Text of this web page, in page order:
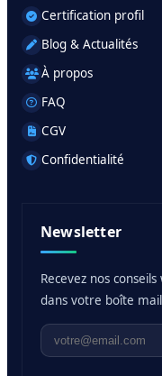
Certification profil
Blog & Actualités
À propos
FAQ
CGV
Confidentialité
Newsletter
Recevez nos
dans votre boîte